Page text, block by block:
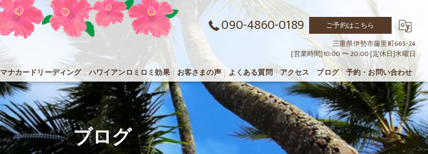
090-4860-0189
ご予約はこちら
三重県伊勢市藤里町665-24
[営業時間]10:00 〜 20:00 [定休日]水曜日
マナカードリーディング ハワイアンロミロミ効果 お客さまの声 よくある質問 アクセス ブログ 予約・お問い合わせ
ブログ